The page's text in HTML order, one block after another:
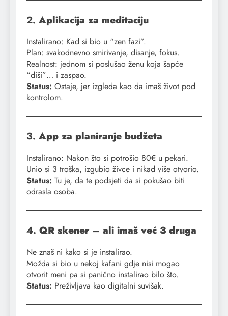
2. Aplikacija za meditaciju
Instalirano: Kad si bio u “zen fazi”.
Plan: svakodnevno smirivanje, disanje, fokus.
Realnost: jednom si poslušao ženu koja šapće
“diši”… i zaspao.
Status: Ostaje, jer izgleda kao da imaš život pod
kontrolom.
3. App za planiranje budžeta
Instalirano: Nakon što si potrošio 80€ u pekari.
Unio si 3 troška, izgubio živce i nikad više otvorio.
Status: Tu je, da te podsjeti da si pokušao biti
odrasla osoba.
4. QR skener – ali imaš već 3 druga
Ne znaš ni kako si je instalirao.
Možda si bio u nekoj kafani gdje nisi mogao
otvorit meni pa si panično instalirao bilo što.
Status: Preživljava kao digitalni suvišak.